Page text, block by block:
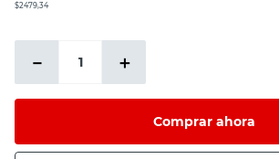
$2479,34
＋
－
Comprar ahora